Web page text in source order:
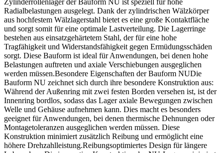
Zylinderrollenlager der Bauform NU ist speziell für hohe
Radialbelastungen ausgelegt. Dank der zylindrischen Wälzkörper
aus hochfestem Wälzlagerstahl bietet es eine große Kontaktfläche
und sorgt somit für eine optimale Lastverteilung. Die Lagerringe
bestehen aus einsatzgehärtetem Stahl, der für eine hohe
Tragfähigkeit und Widerstandsfähigkeit gegen Ermüdungsschäden
sorgt. Diese Bauform ist ideal für Anwendungen, bei denen hohe
Belastungen auftreten und axiale Verschiebungen ausgeglichen
werden müssen.Besondere Eigenschaften der Bauform NUDie
Bauform NU zeichnet sich durch ihre besondere Konstruktion aus:
Während der Außenring mit zwei festen Borden versehen ist, ist der
Innenring bordlos, sodass das Lager axiale Bewegungen zwischen
Welle und Gehäuse aufnehmen kann. Dies macht es besonders
geeignet für Anwendungen, bei denen thermische Dehnungen oder
Montagetoleranzen ausgeglichen werden müssen. Diese
Konstruktion minimiert zusätzlich Reibung und ermöglicht eine
höhere Drehzahlleistung.Reibungsoptimiertes Design für längere